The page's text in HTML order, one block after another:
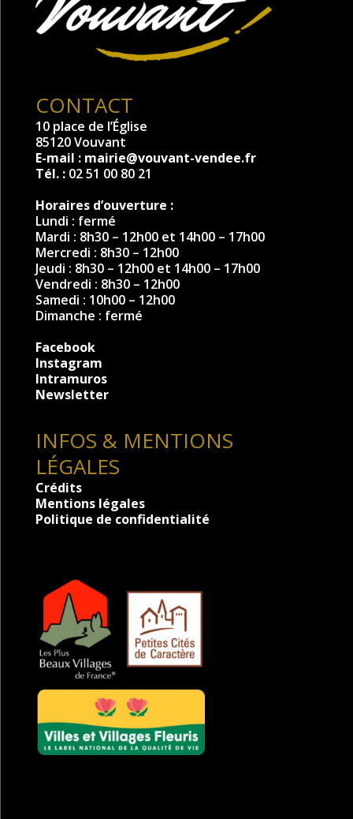
CONTACT
10 place de l’Église
85120 Vouvant
E-mail : mairie@vouvant-vendee.fr
Tél. : 02 51 00 80 21
Horaires d’ouverture :
Lundi : fermé
Mardi : 8h30 – 12h00 et 14h00 – 17h00
Mercredi : 8h30 – 12h00
Jeudi : 8h30 – 12h00 et 14h00 – 17h00
Vendredi : 8h30 – 12h00
Samedi : 10h00 – 12h00
Dimanche : fermé
Facebook
Instagram
Intramuros
Newsletter
INFOS & MENTIONS
LÉGALES
Crédits
Mentions légales
Politique de confidentialité